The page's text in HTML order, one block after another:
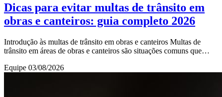
Dicas para evitar multas de trânsito em
obras e canteiros: guia completo 2026
Introdução às multas de trânsito em obras e canteiros Multas de
trânsito em áreas de obras e canteiros são situações comuns que
Equipe 03/08/2026